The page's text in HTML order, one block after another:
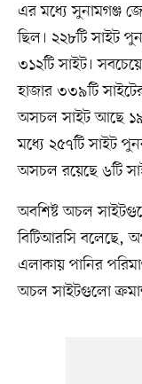
এর মধ্যে সুনামগঞ্জ
ছিল। ২২৮টি সাইট
৩১২টি সাইট।
হাজার ৩৩৯টি
অসচল সাইট আছে
মধ্যে ২৫৭টি সাইট
অসচল রয়েছে ৬টি
অবশিষ্ট অচল
বিটিআরসি বলেছে,
এলাকায় পানির
অচল সাইটগুলো